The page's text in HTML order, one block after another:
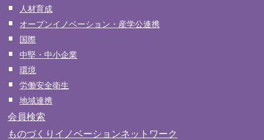
人材育成
オープンイノベーション・産学公連携
国際
中堅・中小企業
環境
労働安全衛生
地域連携
会員検索
ものづくりイノベーションネットワーク